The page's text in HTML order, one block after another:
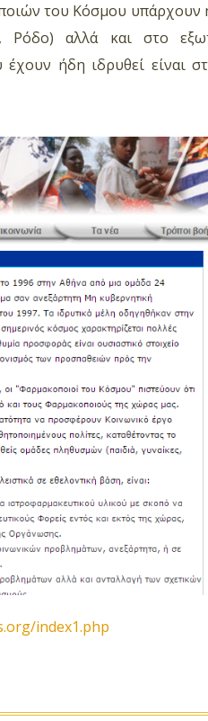
του Κόσμου υπάρχουν
Ρόδο) αλλά και στο
ήδη ιδρυθεί είναι
index1.php